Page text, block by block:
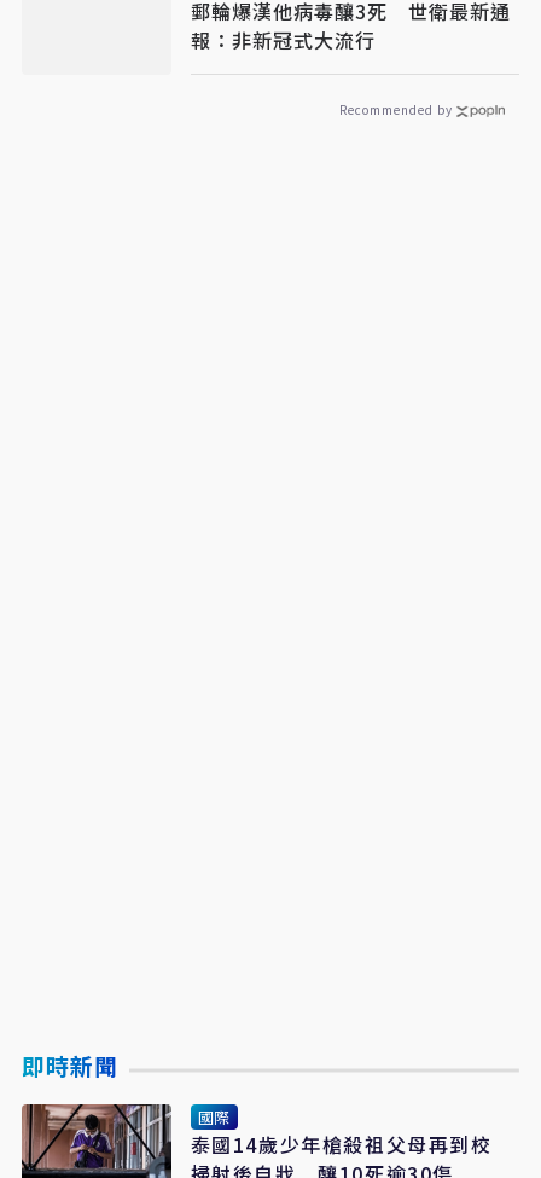
郵輪爆漢他病毒釀3死 世衛最新通
報：非新冠式大流行
Recommended by
即時新聞
國際
泰國14歲少年槍殺祖父母再到校